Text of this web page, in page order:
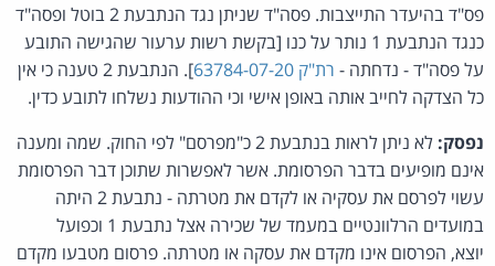
פס"ד בהיעדר התייצבות. פסה"ד שניתן נגד הנתבעת 2 בוטל ופסה"ד
כנגד הנתבעת 1 נותר על כנו [בקשת רשות ערעור שהגישה התובע
על פסה"ד - נדחתה - רת"ק 63784-07-20
]. הנתבעת 2 טענה כי אין
כל הצדקה לחייב אותה באופן אישי וכי ההודעות נשלחו לתובע כדין.
נפסק:
לא ניתן לראות בנתבעת 2 כ"מפרסם" לפי החוק. שמה ומענה
אינם מופיעים בדבר הפרסומת. אשר לאפשרות שתוכן דבר הפרסומת
עשוי לפרסם את עסקיה או לקדם את מטרתה - נתבעת 2 היתה
במועדים הרלוונטיים במעמד של שכירה אצל נתבעת 1 וכפועל
יוצא, הפרסום אינו מקדם את עסקה או מטרתה. פרסום מטבעו מקדם